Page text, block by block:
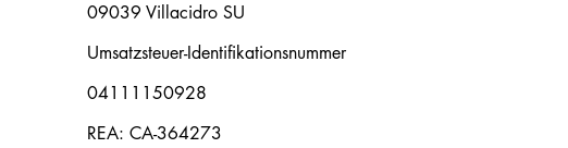
09039 Villacidro SU
Umsatzsteuer-Identifikationsnummer
04111150928
REA: CA-364273